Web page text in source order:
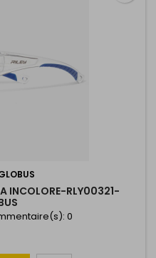
INCOLORE-RLY00321-
0